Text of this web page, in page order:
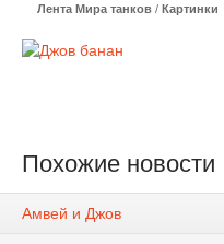
Лента Мира танков / Картинки
Похожие новости
Амвей и Джов